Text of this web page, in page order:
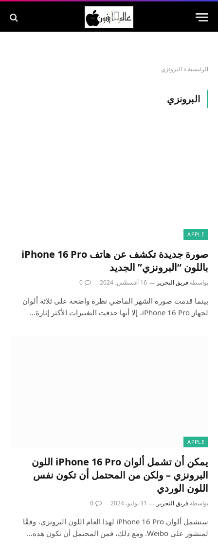
الرئيسية » البرونزي
البرونزي
APPLE
صورة جديدة تكشف عن هاتف iPhone 16 Pro
باللون “البرونزي” الجديد
بواسطة فريق التحرير 16 أغسطس، 2024 0
بينما قدمت صورة الشهر الماضي نظرة واضحة على ثلاثة ألوان
لجهاز iPhone 16 Pro، إلا أنها حذفت التغييرات الأكثر إثارة…
APPLE
يمكن أن تشمل ألوان iPhone 16 Pro اللون
البرونزي – ولكن من المحتمل أن تكون نفس
اللون الوردي
بواسطة فريق التحرير 31 يوليو، 2024 0
ستشمل ألوان iPhone 16 Pro لهذا العام اللون البرونزي، وفقًا
لمنشور على Weibo. ومع ذلك، فمن المحتمل أن تكون هذه…